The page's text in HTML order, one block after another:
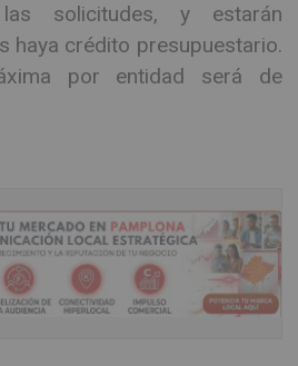
solicitudes, y estarán
haya crédito presupuestario.
por entidad será de